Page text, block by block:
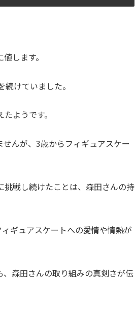
します。
けていました。
ようです。
んが、3歳からフィギュアスケー
戦し続けたことは、森田さんの持
ギュアスケートへの愛情や情熱が
森田さんの取り組みの真剣さが伝